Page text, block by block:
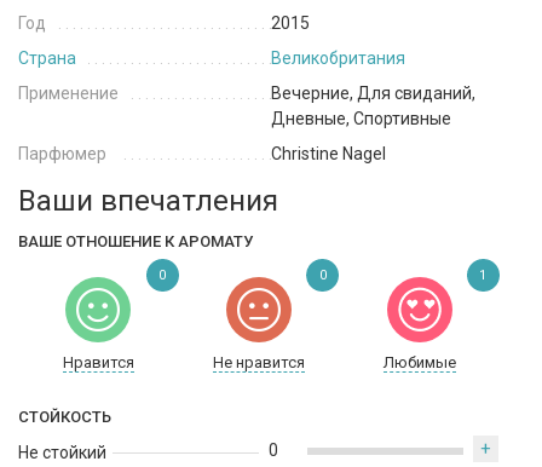
Год
2015
Страна
Великобритания
Применение
Вечерние, Для свиданий,
Дневные, Спортивные
Парфюмер
Christine Nagel
Ваши впечатления
ВАШЕ ОТНОШЕНИЕ К АРОМАТУ
Нравится Не нравится Любимые
0 0 1
СТОЙКОСТЬ
Не стойкий
0 +